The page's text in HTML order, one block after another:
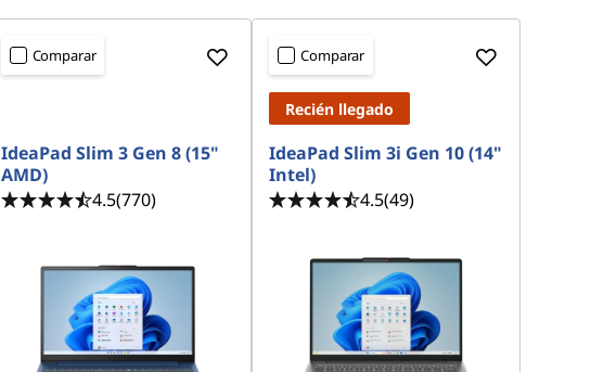
Comparar
IdeaPad Slim 3 Gen 8 (15"
AMD)
4.5(770)
Comparar
Recién llegado
IdeaPad Slim 3i Gen 10 (14"
Intel)
4.5(49)